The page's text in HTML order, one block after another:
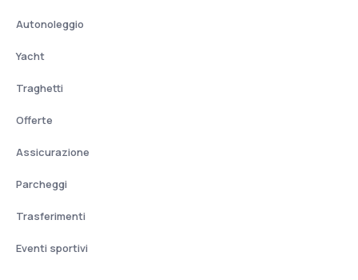
Autonoleggio
Yacht
Traghetti
Offerte
Assicurazione
Parcheggi
Trasferimenti
Eventi sportivi